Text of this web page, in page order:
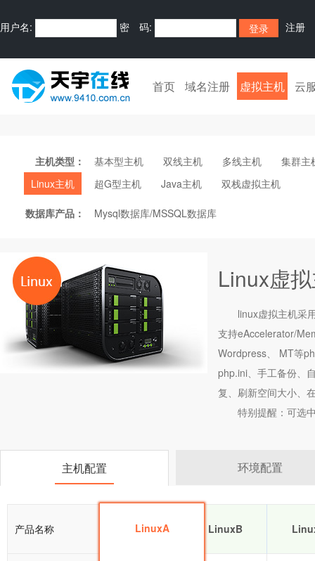
用户名: 密 码: 注册
首页 域名注册 虚拟主机 云
主机类型： 基本型主机 双线主机 多线主机
集群主
Linux主机
超G型主机 Java主机 双栈虚拟主机
数据库产品： Mysql数据库/MSSQL数据库
Linux虚
linux虚拟主机采
支持eAccelerator/
Wordpress、 MT等
php.ini、手工备份、
复、刷新空间大小、
特别提醒：可选
主机配置 环境配置
产品名称 LinuxA LinuxB
LinuxA